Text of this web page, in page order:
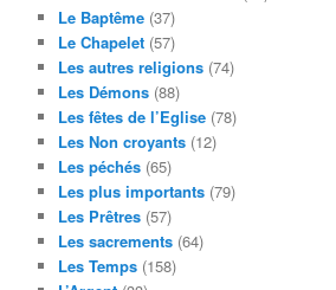
Le Baptême (37)
Le Chapelet (57)
Les autres religions (74)
Les Démons (88)
Les fêtes de l’Eglise (78)
Les Non croyants (12)
Les péchés (65)
Les plus importants (79)
Les Prêtres (57)
Les sacrements (64)
Les Temps (158)